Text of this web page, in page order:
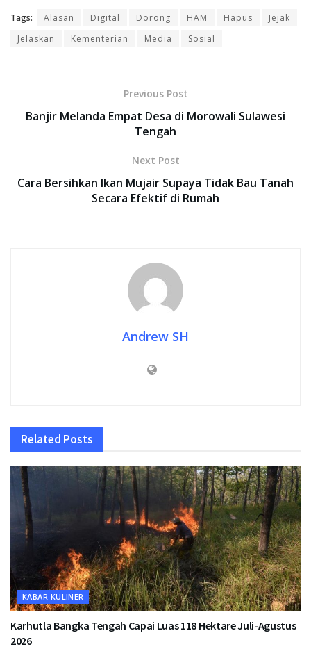
Tags: Alasan Digital Dorong HAM Hapus
Jejak
Jelaskan
Kementerian Media Sosial
Previous Post
Banjir Melanda Empat Desa di Morowali Sulawesi
Tengah
Next Post
Cara Bersihkan Ikan Mujair Supaya Tidak Bau Tanah
Secara Efektif di Rumah
Andrew SH
Related Posts
KABAR KULINER
Karhutla Bangka Tengah Capai Luas 118 Hektare Juli-Agustus
2026